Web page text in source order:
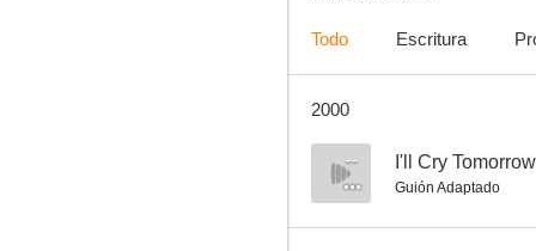
Todo Escritura
2000
-- I'll Cry
Guión Adaptado